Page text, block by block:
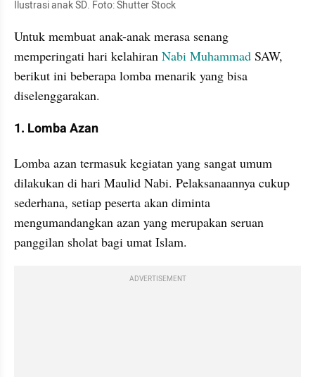
Ilustrasi anak SD. Foto: Shutter Stock
Untuk membuat anak-anak merasa senang
memperingati hari kelahiran Nabi Muhammad SAW,
berikut ini beberapa lomba menarik yang bisa
diselenggarakan.
1. Lomba Azan
Lomba azan termasuk kegiatan yang sangat umum
dilakukan di hari Maulid Nabi. Pelaksanaannya cukup
sederhana, setiap peserta akan diminta
mengumandangkan azan yang merupakan seruan
panggilan sholat bagi umat Islam.
ADVERTISEMENT